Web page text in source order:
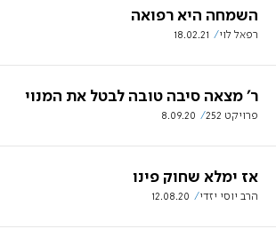
השמחה היא רפואה
רפאל לוי 18.02.21
ר' מצאה סיבה טובה לבטל את המנוי
פרויקט 252 8.09.20
אז ימלא שחוק פינו
הרב יוסי יזדי 12.08.20